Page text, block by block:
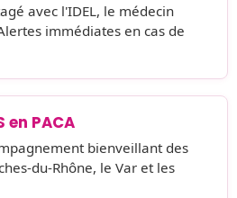
avec l'IDEL, le médecin
immédiates en cas de
en PACA
bienveillant des
du-Rhône, le Var et les